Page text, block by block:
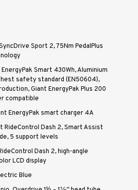
Sport 2, 75Nm PedalPlus
Smart 430Wh, Aluminium
safety standard (EN50604),
Giant EnergyPak Plus 200
compatible
EnergyPak smart charger 4A
RideControl Dash 2, Smart Assist
5 support levels
Dash 2, high-angle
LCD display
Blue